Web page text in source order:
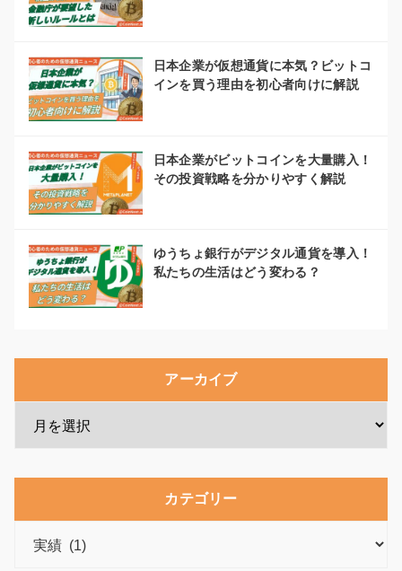
日本企業が仮想通貨に本気？ビットコ
インを買う理由を初心者向けに解説
日本企業がビットコインを大量購入！
その投資戦略を分かりやすく解説
ゆうちょ銀行がデジタル通貨を導入！
私たちの生活はどう変わる？
アーカイブ
カテゴリー